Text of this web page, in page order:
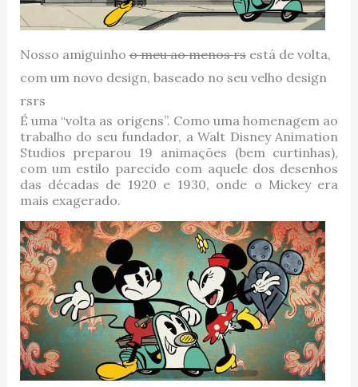
Nosso amiguinhoo meu ao menos rsestá de volta,
com um novo design, baseado no seu velho design
rsrs
É uma “volta as origens”. Como uma homenagem ao
trabalho do seu fundador, a Walt Disney Animation
Studios preparou 19 animações (bem curtinhas),
com um estilo parecido com aquele dos desenhos
das décadas de 1920 e 1930, onde o Mickey era
mais exagerado.